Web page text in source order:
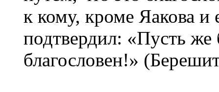
к кому, кроме Яакова и
подтвердил: «Пусть же
благословен!»